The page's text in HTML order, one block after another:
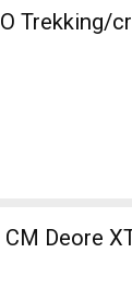
Trekking/
CM Deore